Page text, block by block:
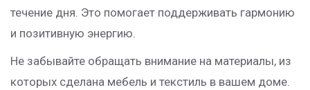
течение дня. Это помогает поддерживать гармонию
и позитивную энергию.
Не забывайте обращать внимание на материалы, из
которых сделана мебель и текстиль в вашем доме.